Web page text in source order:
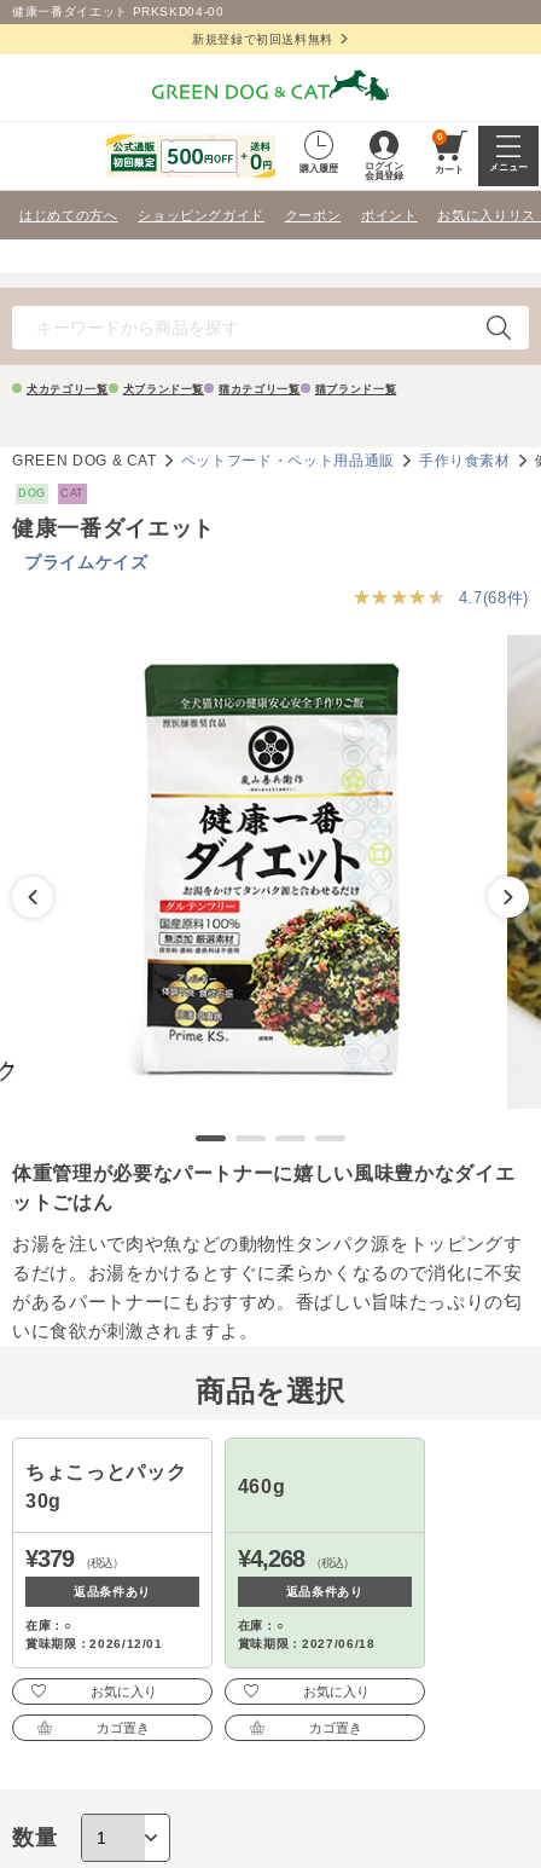
健康一番ダイエット PRKSKD04-00
新規登録で初回送料無料
購入履歴
ログイン
会員登録
0
カート メニュー
はじめての方へ ショッピングガイド クーポン ポイント お気に入りリス
犬カテゴリ一覧 犬ブランド一覧 猫カテゴリ一覧 猫ブランド一覧
GREEN DOG & CAT ペットフード・ペット用品通販 手作り食素材
DOG CAT
健康一番ダイエット
プライムケイズ
★★★★★ 4.7(68件)
体重管理が必要なパートナーに嬉しい風味豊かなダイエ
ットごはん
お湯を注いで肉や魚などの動物性タンパク源をトッピングす
るだけ。お湯をかけるとすぐに柔らかくなるので消化に不安
があるパートナーにもおすすめ。香ばしい旨味たっぷりの匂
いに食欲が刺激されますよ。
商品を選択
ちょこっとパック
30g
¥379 （税込）
返品条件あり
在庫：○
賞味期限：2026/12/01
お気に入り
カゴ置き
460g
¥4,268 （税込）
返品条件あり
在庫：○
賞味期限：2027/06/18
お気に入り
カゴ置き
数量